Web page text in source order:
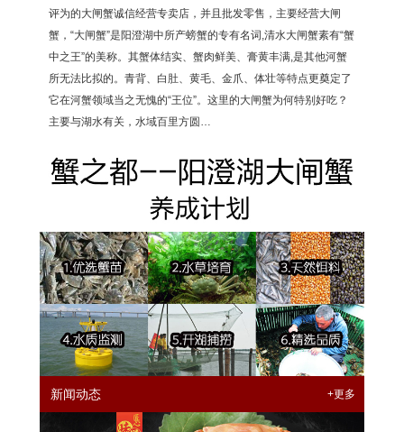
评为的大闸蟹诚信经营专卖店，并且批发零售，主要经营大闸
蟹，“大闸蟹”是阳澄湖中所产螃蟹的专有名词,清水大闸蟹素有“蟹
中之王”的美称。其蟹体结实、蟹肉鲜美、膏黄丰满,是其他河蟹
所无法比拟的。青背、白肚、黄毛、金爪、体壮等特点更奠定了
它在河蟹领域当之无愧的“王位”。这里的大闸蟹为何特别好吃？
主要与湖水有关，水域百里方圆…
新闻动态 +更多